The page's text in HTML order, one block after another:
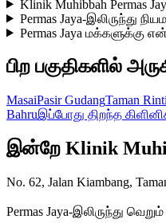
Klinik Muhibbah Permas
Permas Jaya-இலிருந்து
Permas Jaya மக்களுக்கு
பிற பகுதிகளில்
MasaiPasir GudangTaman
Bahruஇப்போது திறந்த
இன்றே Klinik
No. 62, Jalan Kiambang,
Permas Jaya-இலிருந்து